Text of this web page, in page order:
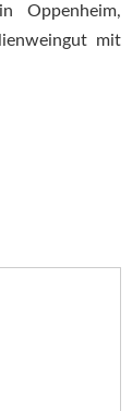
Oppenheim,
mit